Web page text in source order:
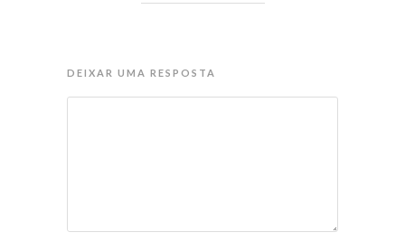
DEIXAR UMA RESPOSTA